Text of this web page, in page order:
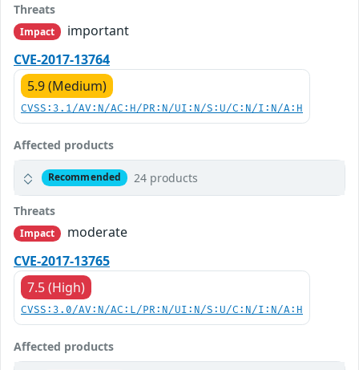
Threats
Impact
important
CVE-2017-13764
5.9 (Medium)
CVSS:3.1/AV:N/AC:H/PR:N/UI:N/S:U/C:N/I:N/A:H
Affected products
Recommended 24 products
Threats
Impact
moderate
CVE-2017-13765
7.5 (High)
CVSS:3.0/AV:N/AC:L/PR:N/UI:N/S:U/C:N/I:N/A:H
Affected products